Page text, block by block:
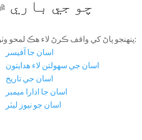
چو جي باري ۾
پنهنجو پاڻ کي واقف ڪرڻ لاء هڪ لمحو وٺو:
اسان جا آفيسر
اسان جي سهولتن لاء هدايتون
اسان جي تاريخ
اسان جا ادارا ميمبر
اسان جو نيوز ليٽر